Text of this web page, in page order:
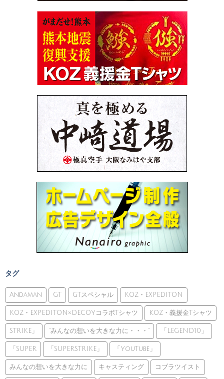
タグ
Andaman GT GTスペシャル KOZ・EXPEDITON
KOZ・EXPEDITON×DECOYコラボTシャツ KOZ・義援金Tシャツ
STRIKE」 ”みんなの想いを大きな力に・・・” 「LEGEND10」
「SUPER 「SUPERSTRIKE」 「YouTube」
みんなの想いを大きな力に キャスティング コブラツイスト